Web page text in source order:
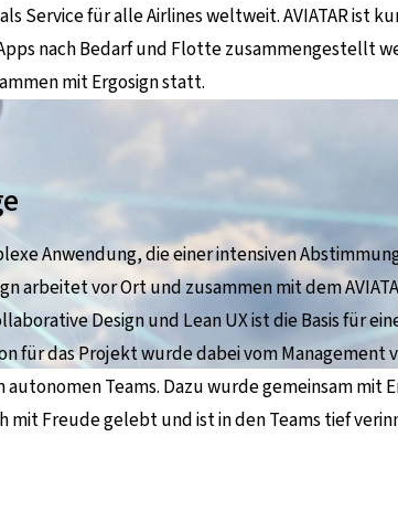
Service für alle Airlines weltweit. AVIATAR ist
nach Bedarf und Flotte zusammengestellt
mit Ergosign statt.
Anwendung, die einer intensiven
arbeitet vor Ort und zusammen mit dem
Design und Lean UX ist die Basis für
für das Projekt wurde dabei vom
Teams. Dazu wurde gemeinsam mit
mit Freude gelebt und ist in den Teams tief